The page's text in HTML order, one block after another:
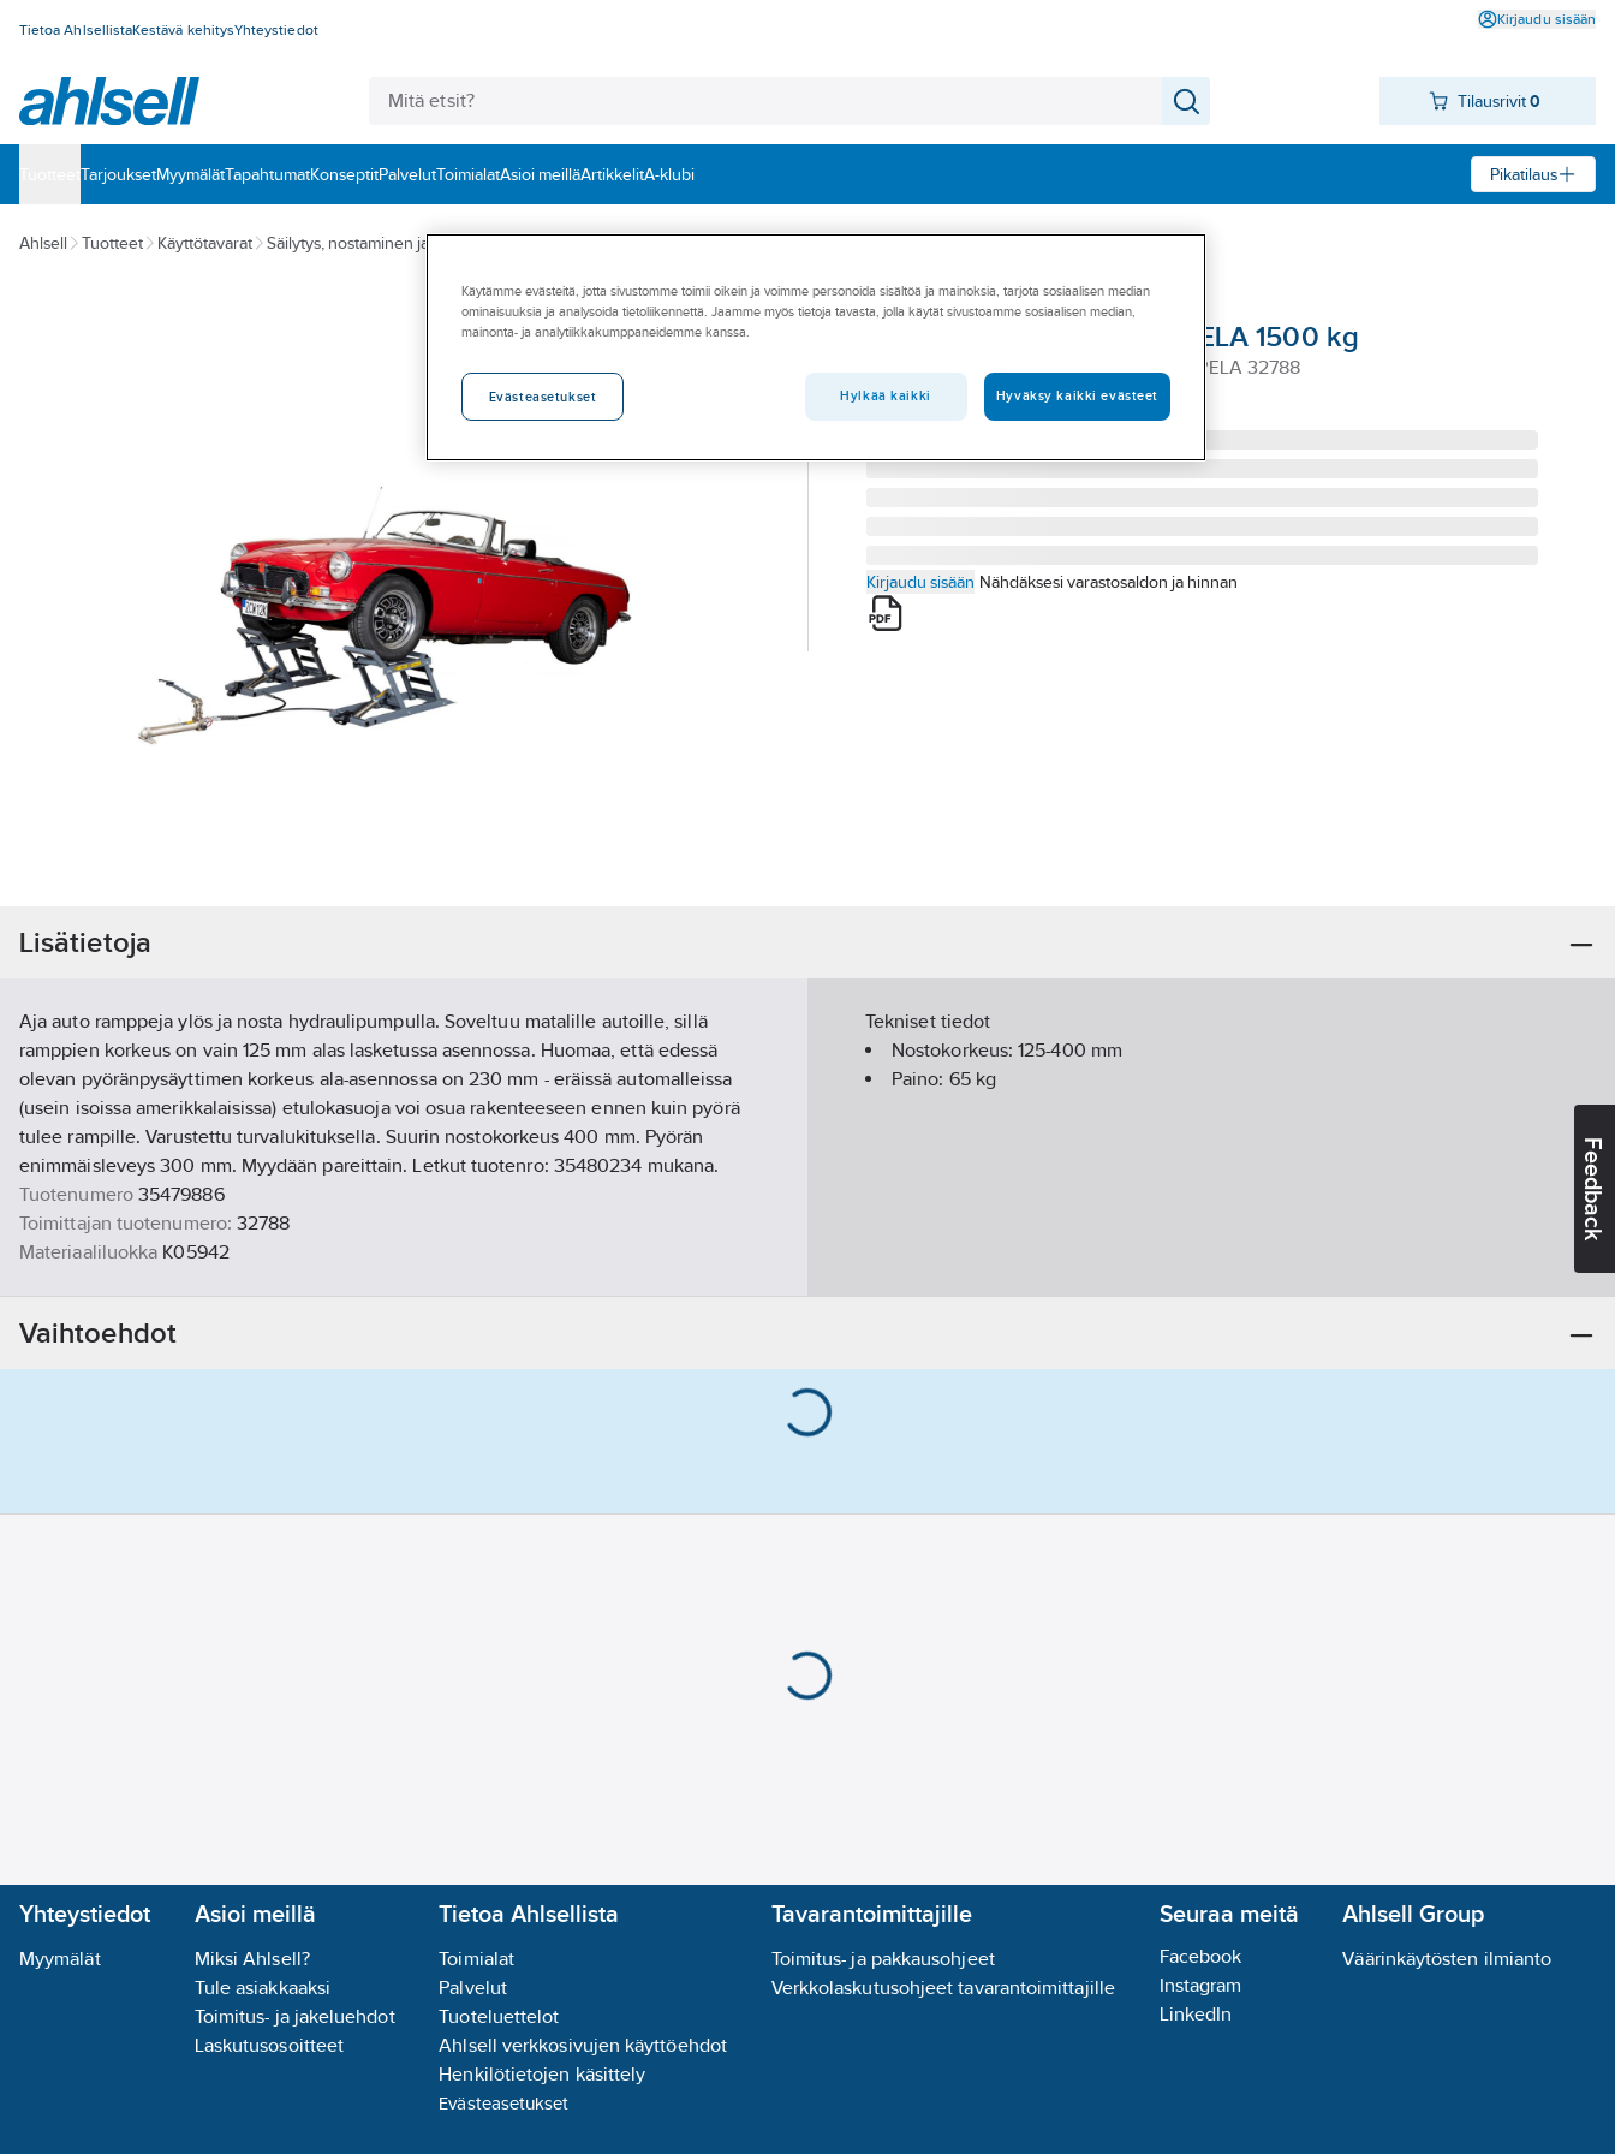
Tietoa AhlsellistaKestävä kehitysYhteystiedot
Kirjaudu sisään
Tilausrivit0
‎TarjouksetMyymälätTapahtumatKonseptitPalvelutToimialatAsioi meilläArtikkelitA-klubi Pikatilaus
Feedback
Ahlsell Tuotteet Käyttötavarat Säilytys, nostaminen ja käsittely
PELA TOOLS
Hydrauliset nostorampit PELA 1500 kg
HYDRAULISET NOSTORAMPIT 1500KG PELA 32788
Tuotenumero
35479886
Toimittajan tuotenumero:
Kirjaudu sisään Nähdäksesi varastosaldon ja hinnan
Lisätietoja
Aja auto ramppeja ylös ja nosta hydraulipumpulla. Soveltuu matalille autoille, sillä
ramppien korkeus on vain 125 mm alas lasketussa asennossa. Huomaa, että edessä
olevan pyöränpysäyttimen korkeus ala-asennossa on 230 mm - eräissä automalleissa
(usein isoissa amerikkalaisissa) etulokasuoja voi osua rakenteeseen ennen kuin pyörä
tulee rampille. Varustettu turvalukituksella. Suurin nostokorkeus 400 mm. Pyörän
enimmäisleveys 300 mm. Myydään pareittain. Letkut tuotenro: 35480234 mukana.
Tuotenumero 35479886
Toimittajan tuotenumero: 32788
Materiaaliluokka K05942
Tekniset tiedot
Nostokorkeus:125-400 mm
Paino: 65kg
Vaihtoehdot
Yhteystiedot
Myymälät
Asioi meillä
Miksi Ahlsell?
Tule asiakkaaksi
Toimitus- ja jakeluehdot
Laskutusosoitteet
Tietoa Ahlsellista
Toimialat
Palvelut
Tuoteluettelot
Ahlsell verkkosivujen käyttöehdot
Henkilötietojen käsittely
Evästeasetukset
Tavarantoimittajille
Toimitus- ja pakkausohjeet
Verkkolaskutusohjeet tavarantoimittajille
Seuraa meitä
Facebook
Instagram
LinkedIn
Ahlsell Group
Väärinkäytösten ilmianto
Käytämme evästeitä, jotta sivustomme toimii oikein ja voimme personoida sisältöä ja mainoksia, tarjota sosiaalisen median
ominaisuuksia ja analysoida tietoliikennettä. Jaamme myös tietoja tavasta, jolla käytät sivustoamme sosiaalisen median,
mainonta- ja analytiikkakumppaneidemme kanssa.
Evästeasetukset Hylkää kaikki Hyväksy kaikki evästeet